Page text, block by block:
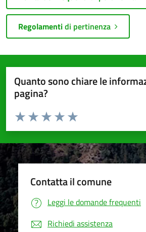
Regolamentidi pertinenza
Quanto sono chiare le
pagina?
Valuta da 1 a 5 stelle la pagina
Valuta 5 stelle su 5
Valuta 4 stelle su 5
Valuta 3 stelle su 5
Valuta 2 stelle su 5
Valuta 1 stelle su 5
Contatta il comune
Leggi le domande frequenti
Richiedi assistenza